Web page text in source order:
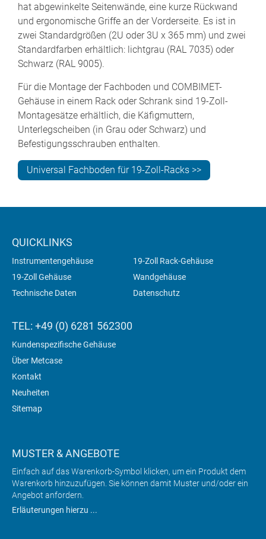
hat abgewinkelte Seitenwände, eine kurze Rückwand
und ergonomische Griffe an der Vorderseite. Es ist in
zwei Standardgrößen (2U oder 3U x 365 mm) und zwei
Standardfarben erhältlich: lichtgrau (RAL 7035) oder
Schwarz (RAL 9005).
Für die Montage der Fachboden und COMBIMET-
Gehäuse in einem Rack oder Schrank sind 19-Zoll-
Montagesätze erhältlich, die Käfigmuttern,
Unterlegscheiben (in Grau oder Schwarz) und
Befestigungsschrauben enthalten.
Universal Fachboden für 19-Zoll-Racks >>
QUICKLINKS
Instrumentengehäuse
19-Zoll Rack-Gehäuse
19-Zoll Gehäuse
Wandgehäuse
Technische Daten
Datenschutz
TEL: +49 (0) 6281 562300
Kundenspezifische Gehäuse
Über Metcase
Kontakt
Neuheiten
Sitemap
MUSTER & ANGEBOTE
Einfach auf das Warenkorb-Symbol klicken, um ein Produkt dem
Warenkorb hinzuzufügen. Sie können damit Muster und/oder ein
Angebot anfordern.
Erläuterungen hierzu ...